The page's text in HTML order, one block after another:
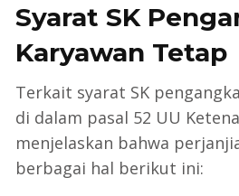
Syarat SK
Karyawan Tetap
Terkait syarat SK
di dalam pasal 52 UU
menjelaskan bahwa
berbagai hal berikut ini: